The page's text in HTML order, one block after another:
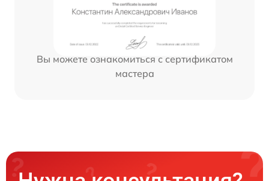
Вы можете ознакомиться с сертификатом
мастера